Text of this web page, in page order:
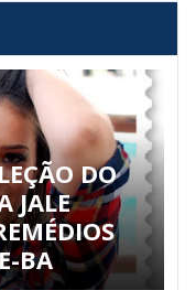
DO
JALE
BA